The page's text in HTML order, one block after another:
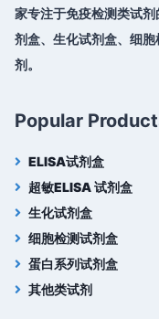
家专注于免疫检测类试
剂盒、生化试剂盒、细
剂。
Popular
ELISA试剂盒
超敏ELISA 试剂盒
生化试剂盒
细胞检测试剂盒
蛋白系列试剂盒
其他类试剂